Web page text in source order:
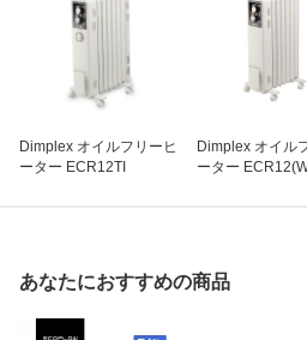
Dimplex オイルフリーヒ
ーター ECR12TI
Dimplex オイル
ーター
あなたにおすすめの商品